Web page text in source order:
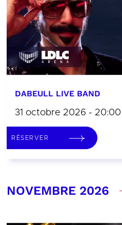
DABEULL LIVE BAND
31 octobre 2026 - 20:00
RÉSERVER
NOVEMBRE 2026